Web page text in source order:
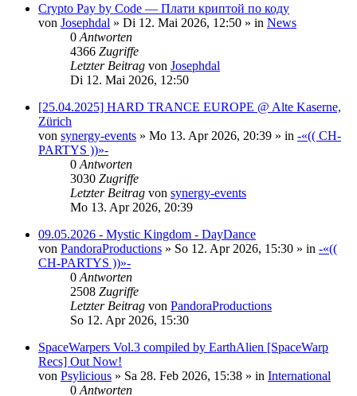
Crypto Pay by Code — Плати криптой по коду
von Josephdal » Di 12. Mai 2026, 12:50 » in News
0 Antworten
4366 Zugriffe
Letzter Beitrag von Josephdal
Di 12. Mai 2026, 12:50
[25.04.2025] HARD TRANCE EUROPE @ Alte Kaserne,
Zürich
von synergy-events » Mo 13. Apr 2026, 20:39 » in -«(( CH-
PARTYS ))»-
0 Antworten
3030 Zugriffe
Letzter Beitrag von synergy-events
Mo 13. Apr 2026, 20:39
09.05.2026 - Mystic Kingdom - DayDance
von PandoraProductions » So 12. Apr 2026, 15:30 » in -«((
CH-PARTYS ))»-
0 Antworten
2508 Zugriffe
Letzter Beitrag von PandoraProductions
So 12. Apr 2026, 15:30
SpaceWarpers Vol.3 compiled by EarthAlien [SpaceWarp
Recs] Out Now!
von Psylicious » Sa 28. Feb 2026, 15:38 » in International
0 Antworten